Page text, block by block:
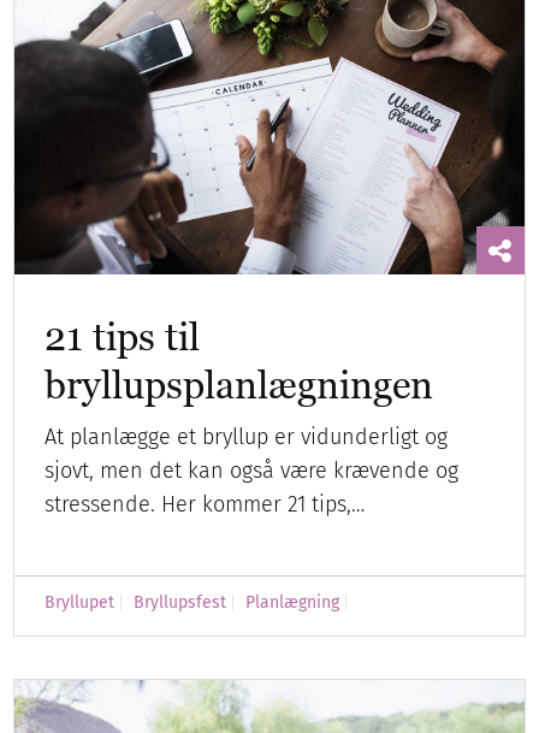
21 tips til
bryllupsplanlægningen
At planlægge et bryllup er vidunderligt og
sjovt, men det kan også være krævende og
stressende. Her kommer 21 tips,…
Bryllupet Bryllupsfest Planlægning